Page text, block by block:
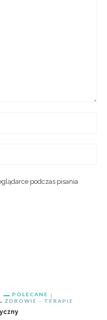
podczas pisania
POLECANE
ZDROWIE - TERAPIE